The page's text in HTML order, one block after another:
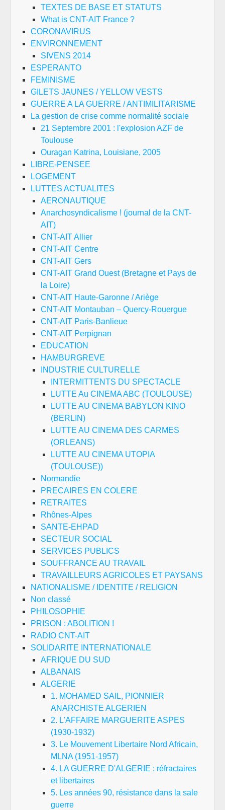
TEXTES DE BASE ET STATUTS
What is CNT-AIT France ?
CORONAVIRUS
ENVIRONNEMENT
SIVENS 2014
ESPERANTO
FEMINISME
GILETS JAUNES / YELLOW VESTS
GUERRE A LA GUERRE / ANTIMILITARISME
La gestion de crise comme normalité sociale
21 Septembre 2001 : l'explosion AZF de
Toulouse
Ouragan Katrina, Louisiane, 2005
LIBRE-PENSEE
LOGEMENT
LUTTES ACTUALITES
AERONAUTIQUE
Anarchosyndicalisme ! (journal de la CNT-
AIT)
CNT-AIT Allier
CNT-AIT Centre
CNT-AIT Gers
CNT-AIT Grand Ouest (Bretagne et Pays de
la Loire)
CNT-AIT Haute-Garonne / Ariège
CNT-AIT Montauban – Quercy-Rouergue
CNT-AIT Paris-Banlieue
CNT-AIT Perpignan
EDUCATION
HAMBURGREVE
INDUSTRIE CULTURELLE
INTERMITTENTS DU SPECTACLE
LUTTE Au CINEMA ABC (TOULOUSE)
LUTTE AU CINEMA BABYLON KINO
(BERLIN)
LUTTE AU CINEMA DES CARMES
(ORLEANS)
LUTTE AU CINEMA UTOPIA
(TOULOUSE))
Normandie
PRECAIRES EN COLERE
RETRAITES
Rhônes-Alpes
SANTE-EHPAD
SECTEUR SOCIAL
SERVICES PUBLICS
SOUFFRANCE AU TRAVAIL
TRAVAILLEURS AGRICOLES ET PAYSANS
NATIONALISME / IDENTITE / RELIGION
Non classé
PHILOSOPHIE
PRISON : ABOLITION !
RADIO CNT-AIT
SOLIDARITE INTERNATIONALE
AFRIQUE DU SUD
ALBANAIS
ALGERIE
1. MOHAMED SAIL, PIONNIER
ANARCHISTE ALGERIEN
2. L'AFFAIRE MARGUERITE ASPES
(1930-1932)
3. Le Mouvement Libertaire Nord Africain,
MLNA (1951-1957)
4. LA GUERRE D'ALGERIE : réfractaires
et libertaires
5. Les années 90, résistance dans la sale
guerre